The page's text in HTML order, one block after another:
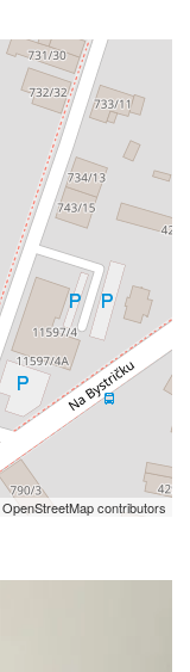
OpenStreetMapcontributors